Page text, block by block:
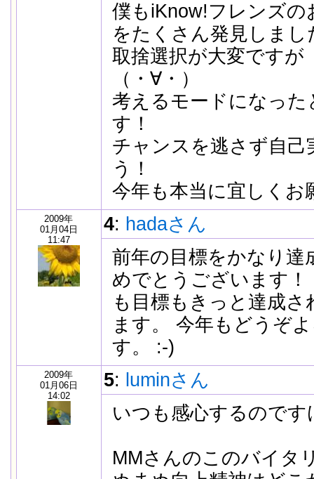
僕もiKnow!フレンズ
をたくさん発見しまし
取捨選択が大変ですが
（・∀・）
考えるモードになっ
す！
チャンスを逃さず自
う！
今年も本当に宜しくお
2009年
01月04日
11:47
4: hadaさん
前年の目標をかなり達
めでとうございます
も目標もきっと達成
ます。 今年もどうぞ
す。 :-)
2009年
01月06日
14:02
5: luminさん
いつも感心するのです
MMさんのこのバイタ